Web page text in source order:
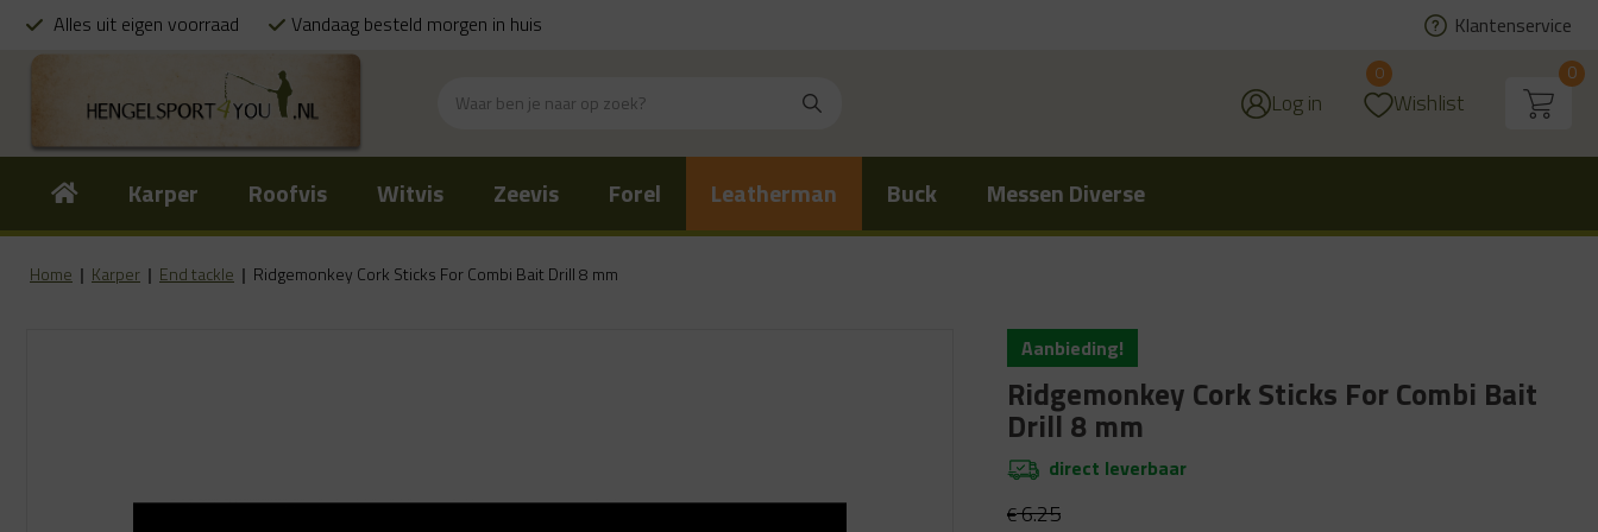
Klantenservice
Alles uit eigen voorraad Vandaag besteld morgen in huis
Log in
0
Wishlist
0
Karper Roofvis Witvis Zeevis Forel Leatherman Buck Messen Diverse
Home | Karper | End tackle | Ridgemonkey Cork Sticks For Combi Bait Drill 8 mm
Aanbieding!
Ridgemonkey Cork Sticks For Combi Bait
Drill 8 mm
direct leverbaar
€6.25